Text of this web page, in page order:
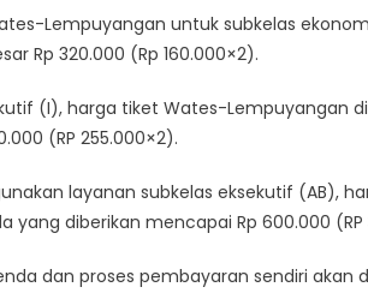
Lempuyangan untuk subkelas
Rp 320.000 (Rp 160.000×2).
(I), harga tiket Wates-Lempuyangan
(RP 255.000×2).
layanan subkelas eksekutif (AB),
yang diberikan mencapai Rp 600.000
dan proses pembayaran sendiri akan